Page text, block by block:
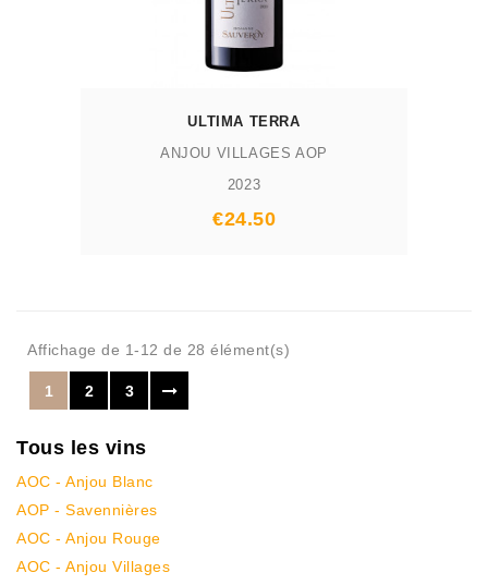
ULTIMA TERRA
ANJOU VILLAGES AOP
2023
Prix
€24.50
Affichage de 1-12 de 28 élément(s)
1 2 3
Tous les vins
AOC - Anjou Blanc
AOC - Anjou Rouge
AOP - Savennières
AOC - Anjou Villages